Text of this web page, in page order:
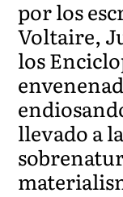
por los
Voltaire,
los
llevado a